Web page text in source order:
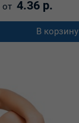
от 4.36 р.
В корзину